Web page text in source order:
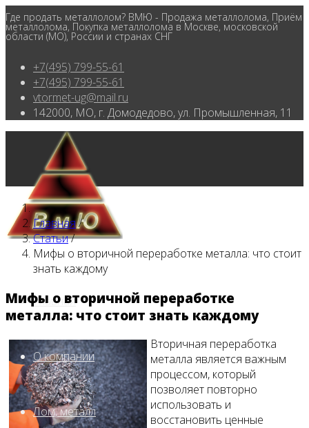
Где продать металлолом? ВМЮ - Продажа металлолома, Приём
металлолома, Покупка металлолома в Москве, московской
области (МО), России и странах СНГ
+7(495) 799-55-61
+7(495) 799-55-61
vtormet-ug@mail.ru
142000, МО, г. Домодедово, ул. Промышленная, 11
Главная
О компании
Лом, металл
Главная/
Статьи/
Мифы о вторичной переработке металла: что стоит
знать каждому
Мифы о вторичной переработке
металла: что стоит знать каждому
Вторичная переработка
металла является важным
процессом, который
позволяет повторно
использовать и
восстановить ценные